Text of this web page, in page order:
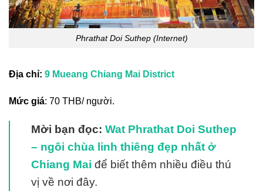
Phrathat Doi Suthep (Internet)
Địa chỉ: 9 Mueang Chiang Mai District
Mức giá: 70 THB/ người.
Mời bạn đọc: Wat Phrathat Doi Suthep
– ngôi chùa linh thiêng đẹp nhất ở
Chiang Mai để biết thêm nhiều điều thú
vị về nơi đây.